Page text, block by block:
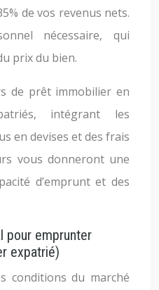
de vos revenus nets.
nécessaire, qui
prix du bien.
de prêt immobilier en
intégrant les
en devises et des frais
vous donneront une
d’emprunt et des
pour emprunter
expatrié)
conditions du marché